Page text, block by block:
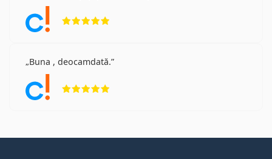
Buna , deocamdată.